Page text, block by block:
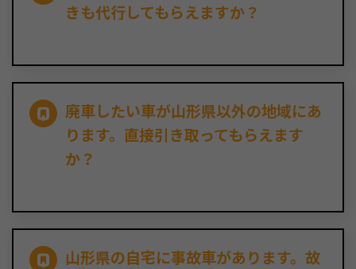
きも代行してもらえますか？
廃車したい車が山形県以外の地域にあ
ります。直接引き取ってもらえます
か？
山形県の自宅に事故車があります。故